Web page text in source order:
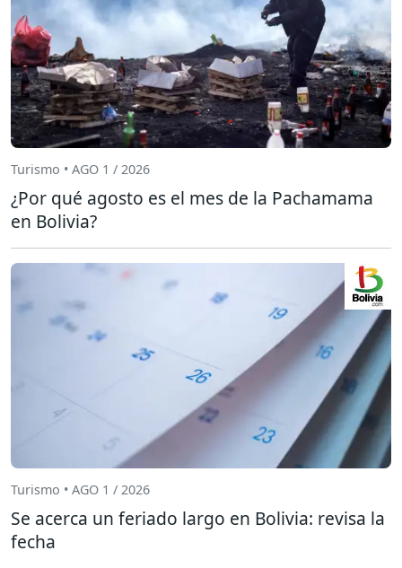
Turismo • AGO 1 / 2026
¿Por qué agosto es el mes de la Pachamama
en Bolivia?
Turismo • AGO 1 / 2026
Se acerca un feriado largo en Bolivia: revisa la
fecha